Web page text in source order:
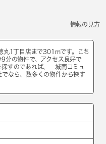
情報の見方
丸1丁目店まで301mです。こち
分の物件で、アクセス良好で
探すのであれば、 城南コミュ
なら、数多くの物件から探す